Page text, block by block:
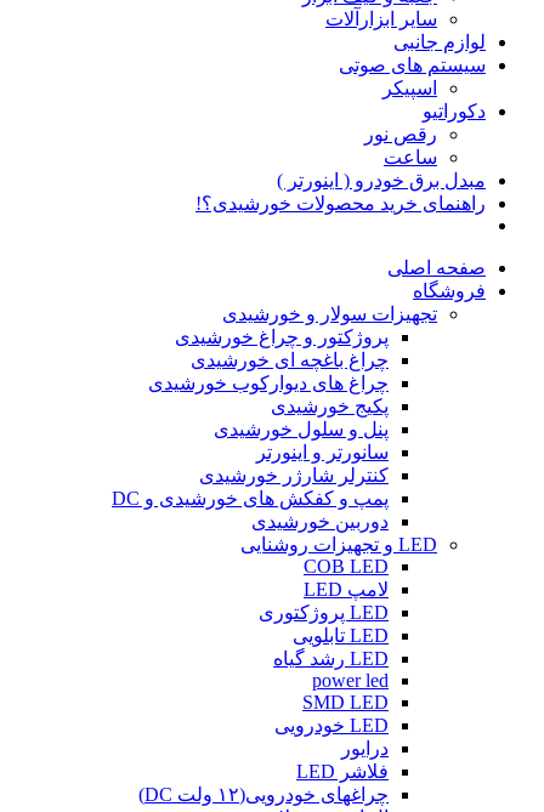
سایر ابزارآلات
لوازم جانبی
سیستم های صوتی
اسپیکر
دکوراتیو
رقص نور
ساعت
مبدل برق خودرو ( اینورتر )
راهنمای خرید محصولات خورشیدی؟!
صفحه اصلی
فروشگاه
تجهیزات سولار و خورشیدی
پروژکتور و چراغ خورشیدی
چراغ باغچه ای خورشیدی
چراغ های دیوارکوب خورشیدی
پکیج خورشیدی
پنل و سلول خورشیدی
سانورتر و اینورتر
کنترلر شارژر خورشیدی
پمپ و کفکش های خورشیدی و DC
دوربین خورشیدی
LED و تجهیزات روشنایی
COB LED
لامپ LED
LED پروژکتوری
LED تابلویی
LED رشد گیاه
power led
SMD LED
LED خودرویی
درایور
فلاشر LED
چراغهای خودرویی(۱۲ ولت DC)